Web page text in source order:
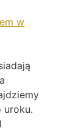
w
uroku.